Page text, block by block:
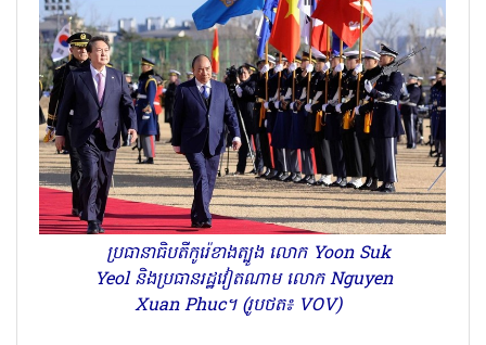
ប្រធានាធិបតីកូរ៉េខាងត្បូង លោក Yoon Suk
Yeol និងប្រធានរដ្ឋវៀតណាម លោក Nguyen
Xuan Phuc។ (រូបថត៖ VOV)